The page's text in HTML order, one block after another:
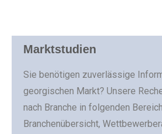
Marktstudien
Sie benötigen zuverlässige
georgischen Markt? Unsere
nach Branche in folgenden
Branchenübersicht,